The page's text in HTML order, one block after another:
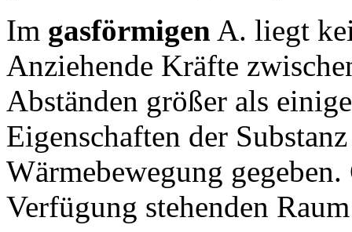
Im gasförmigen A. liegt
Anziehende Kräfte
Abständen größer als
Eigenschaften der
Wärmebewegung
Verfügung stehenden